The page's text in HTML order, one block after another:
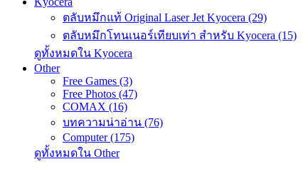
ตลับหมึกแท้ Original Laser Jet Kyocera (29)
ตลับหมึกโทนเนอร์เทียบเท่า สำหรับ Kyocera (15)
ดูทั้งหมดใน Kyocera
Other
Free Games (3)
Free Photos (47)
COMAX (16)
บทความน่าอ่าน (76)
Computer (175)
ดูทั้งหมดใน Other